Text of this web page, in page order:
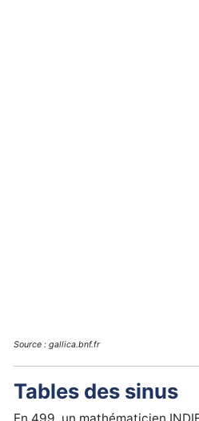
Source : gallica.bnf.fr
Tables des sinus